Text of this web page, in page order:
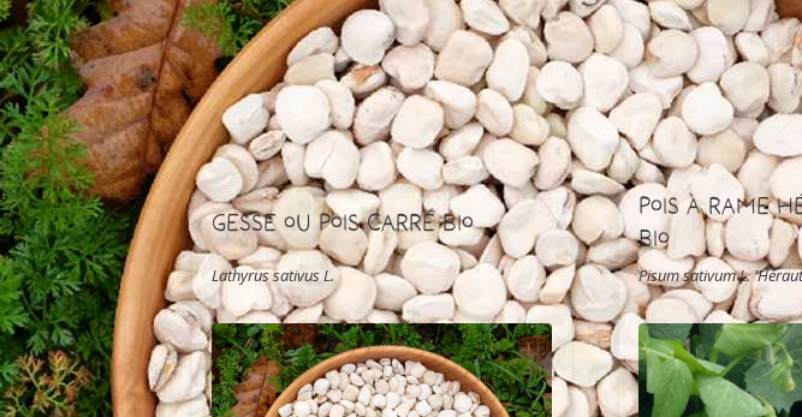
Accueil > Produits > Graines Légumes > Pois
Gesse ou Pois Carré Bio
Lathyrus sativus L.
Pois à rame
Bio
Pisum sativum L.